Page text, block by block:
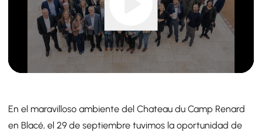
En el maravilloso ambiente del Chateau du Camp Renard
en Blacé, el 29 de septiembre tuvimos la oportunidad de